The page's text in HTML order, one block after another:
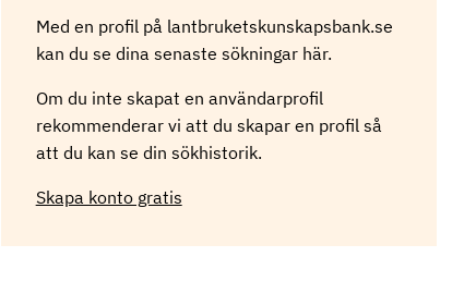
n
g
Med en profil på lantbruketskunskapsbank.se
kan du se dina senaste sökningar här.
Om du inte skapat en användarprofil
rekommenderar vi att du skapar en profil så
att du kan se din sökhistorik.
Skapa konto gratis